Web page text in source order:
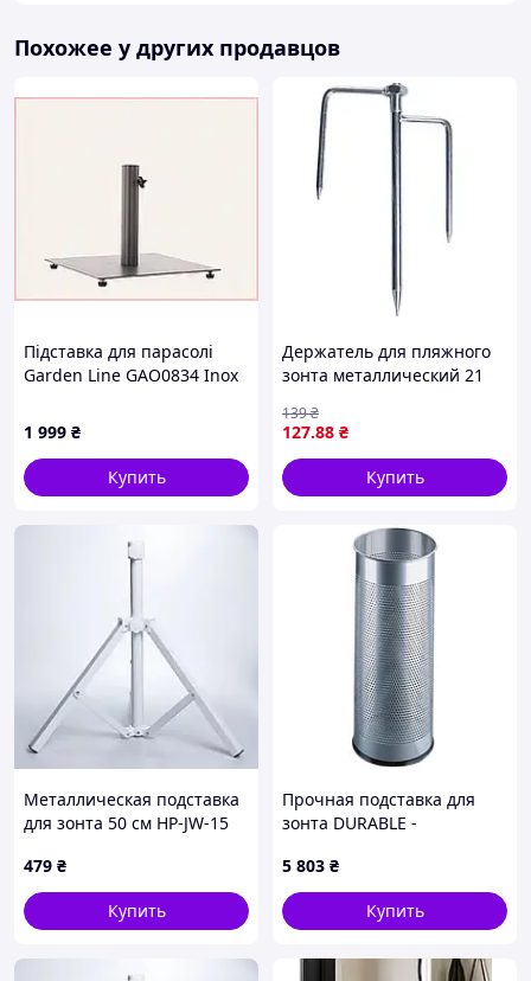
примесей. Поэтому по экологичности этот материал
можно сравнивать с натуральным деревом.
Похожее у других продавцов
Підставка для парасолі
Garden Line GAO0834 Inox
1 999 ₴
Купить
Держатель для пляжного
зонта металлический 21
127.88 ₴
139₴
Купить
Металлическая подставка
для зонта 50 см HP-JW-15
479 ₴
Купить
Прочная подставка для
зонта DURABLE -
335023 (Ø x H) 26 см x 62
см, серебристый металлик
5 803 ₴
Купить